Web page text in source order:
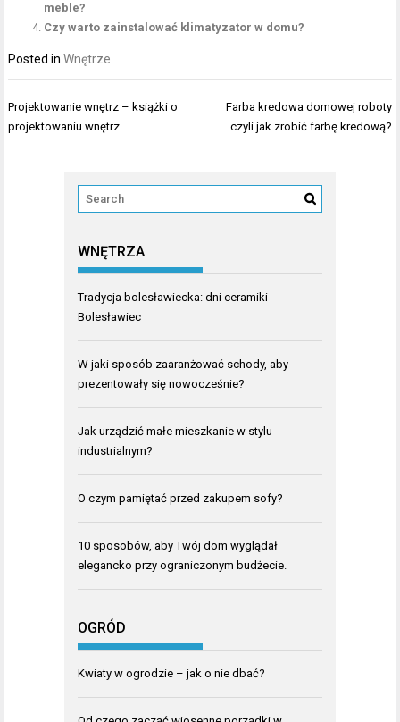
meble?
Czy warto zainstalować klimatyzator w domu?
Posted inWnętrze
Nawigacja
wpisu
Projektowanie wnętrz – książki o
projektowaniu wnętrz
Farba kredowa domowej roboty
czyli jak zrobić farbę kredową?
WNĘTRZA
Tradycja bolesławiecka: dni ceramiki
Bolesławiec
W jaki sposób zaaranżować schody, aby
prezentowały się nowocześnie?
Jak urządzić małe mieszkanie w stylu
industrialnym?
O czym pamiętać przed zakupem sofy?
10 sposobów, aby Twój dom wyglądał
elegancko przy ograniczonym budżecie.
OGRÓD
Kwiaty w ogrodzie – jak o nie dbać?